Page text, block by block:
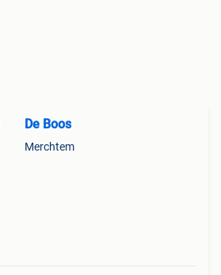
De Boos
Merchtem